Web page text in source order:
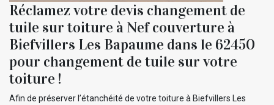
Réclamez votre devis changement de
tuile sur toiture à Nef couverture à
Biefvillers Les Bapaume dans le 62450
pour changement de tuile sur votre
toiture !
Afin de préserver l’étanchéité de votre toiture à Biefvillers Les